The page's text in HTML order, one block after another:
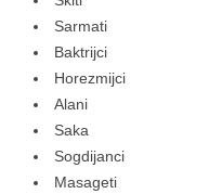
Sarmati
Baktrijci
Horezmijci
Alani
Saka
Sogdijanci
Masageti